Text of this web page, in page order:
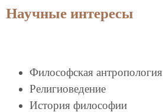
Научные интересы
Философская антропология
Религиоведение
История философии